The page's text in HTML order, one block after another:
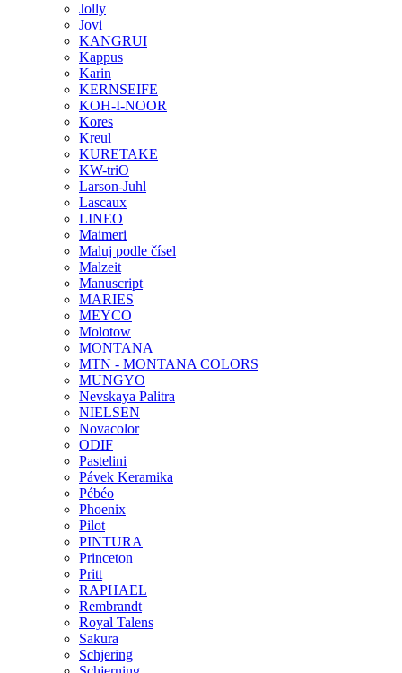
Jolly
Jovi
KANGRUI
Kappus
Karin
KERNSEIFE
KOH-I-NOOR
Kores
Kreul
KURETAKE
KW-triO
Larson-Juhl
Lascaux
LINEO
Maimeri
Maluj podle čísel
Malzeit
Manuscript
MARIES
MEYCO
Molotow
MONTANA
MTN - MONTANA COLORS
MUNGYO
Nevskaya Palitra
NIELSEN
Novacolor
ODIF
Pastelini
Pávek Keramika
Pébéo
Phoenix
Pilot
PINTURA
Princeton
Pritt
RAPHAEL
Rembrandt
Royal Talens
Sakura
Schjering